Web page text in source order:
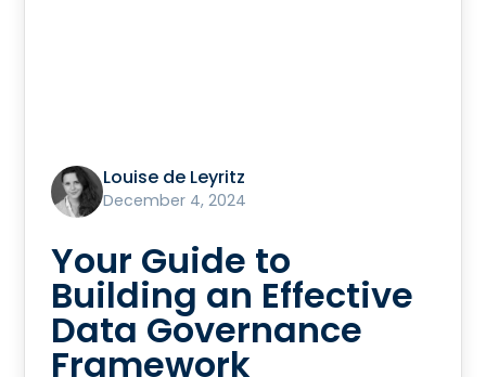
Louise de Leyritz
December 4, 2024
Your Guide to
Building an Effective
Data Governance
Framework